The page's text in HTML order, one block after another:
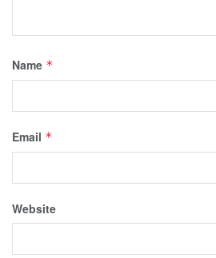
Name *
Email *
Website